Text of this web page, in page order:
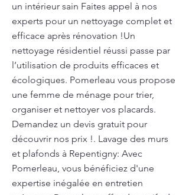
un intérieur sain Faites appel à nos
experts pour un nettoyage complet et
efficace après rénovation !Un
nettoyage résidentiel réussi passe par
l’utilisation de produits efficaces et
écologiques. Pomerleau vous propose
une femme de ménage pour trier,
organiser et nettoyer vos placards.
Demandez un devis gratuit pour
découvrir nos prix !. Lavage des murs
et plafonds à Repentigny: Avec
Pomerleau, vous bénéficiez d'une
expertise inégalée en entretien